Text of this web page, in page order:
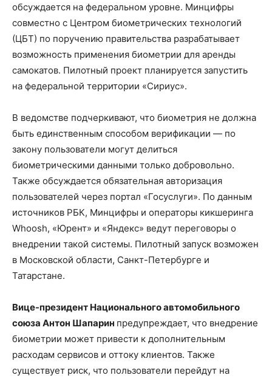
обсуждается на федеральном уровне. Минцифры
совместно с Центром биометрических технологий
(ЦБТ) по поручению правительства разрабатывает
возможность применения биометрии для аренды
самокатов. Пилотный проект планируется запустить
на федеральной территории «Сириус».
В ведомстве подчеркивают, что биометрия не должна
быть единственным способом верификации — по
закону пользователи могут делиться
биометрическими данными только добровольно.
Также обсуждается обязательная авторизация
пользователей через портал «Госуслуги». По данным
источников РБК, Минцифры и операторы кикшеринга
Whoosh, «Юрент» и «Яндекс» ведут переговоры о
внедрении такой системы. Пилотный запуск возможен
в Московской области, Санкт-Петербурге и
Татарстане.
Вице-президент Национального автомобильного
союза Антон Шапарин предупреждает, что внедрение
биометрии может привести к дополнительным
расходам сервисов и оттоку клиентов. Также
существует риск, что пользователи перейдут на